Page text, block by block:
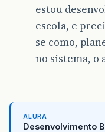
estou
escola, e
se como,
no sistema, o
ALURA
Desenvolvimento